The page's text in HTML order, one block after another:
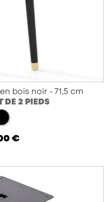
bois noir - 71,5 cm
DE 2 PIEDS
hêtre noir
€